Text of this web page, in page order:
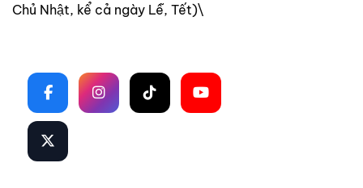
Chủ Nhật, kể cả ngày Lễ, Tết)\